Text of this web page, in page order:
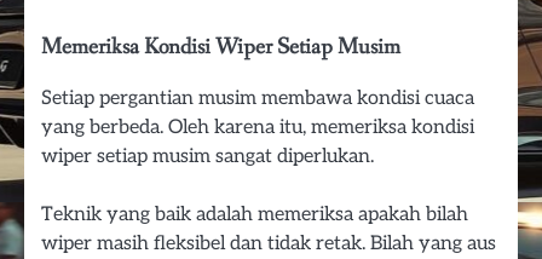
Memeriksa Kondisi Wiper Setiap Musim
Setiap pergantian musim membawa kondisi cuaca
yang berbeda. Oleh karena itu, memeriksa kondisi
wiper setiap musim sangat diperlukan.
Teknik yang baik adalah memeriksa apakah bilah
wiper masih fleksibel dan tidak retak. Bilah yang aus